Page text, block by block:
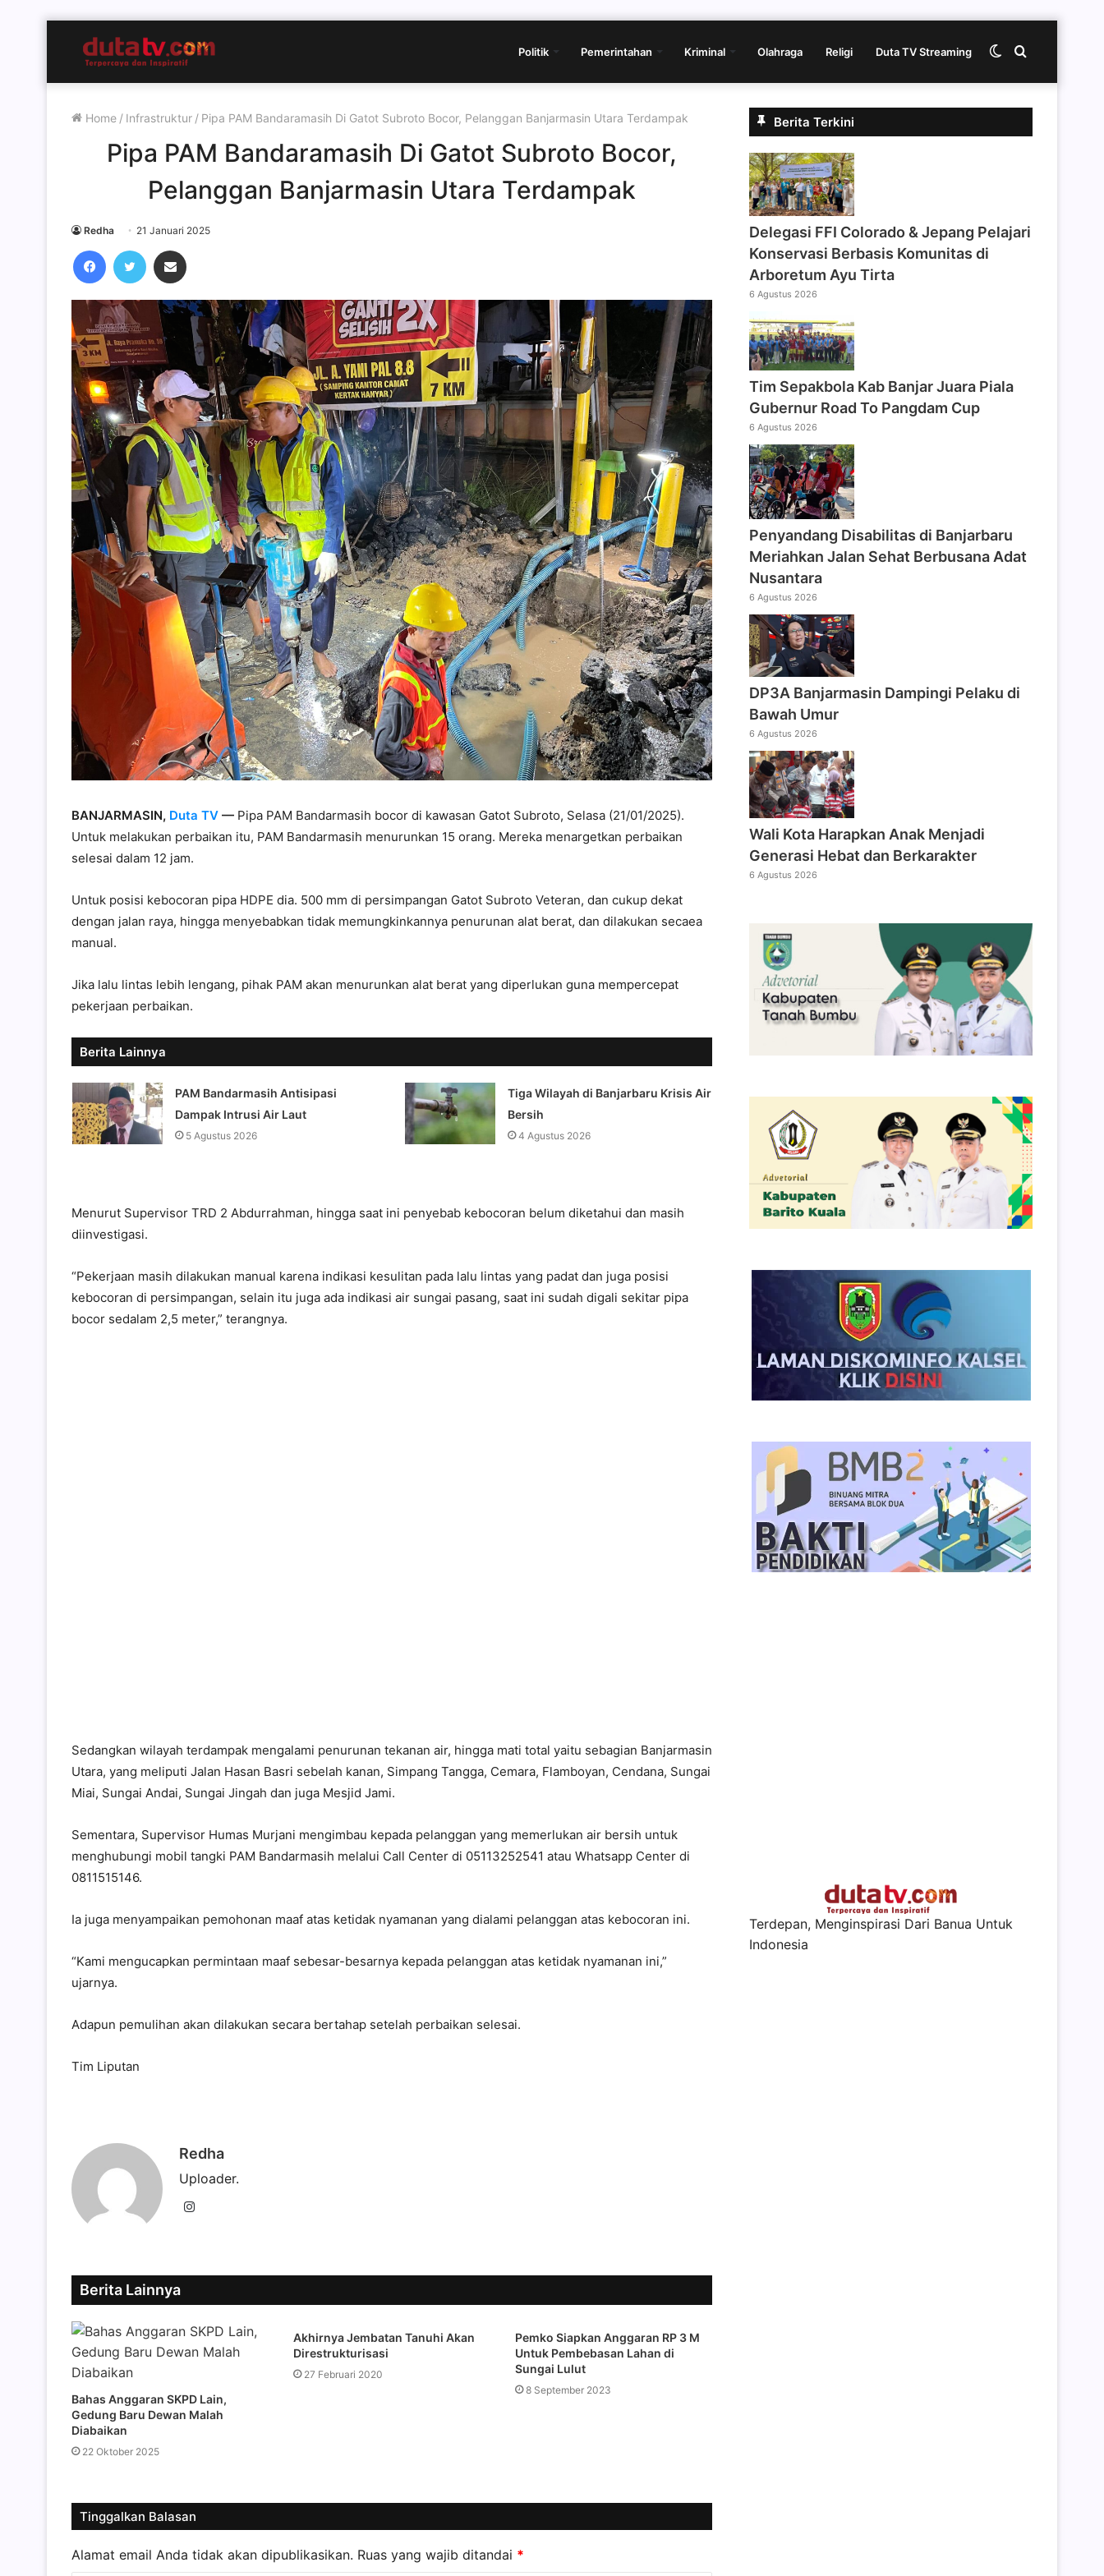
Politik Pemerintahan Kriminal Olahraga Religi Duta TV Streaming Cari
Switch
Home / Infrastruktur / Pipa PAM Bandaramasih Di Gatot Subroto Bocor, Pelanggan Banjarmasin Utara Terdampak
Pipa PAM Bandaramasih Di Gatot Subroto Bocor,
Pelanggan Banjarmasin Utara Terdampak
Redha 21 Januari 2025
FacebookTwitter
BANJARMASIN, Duta TV — Pipa PAM Bandarmasih bocor di kawasan Gatot Subroto, Selasa (21/01/2025).
Untuk melakukan perbaikan itu, PAM Bandarmasih menurunkan 15 orang. Mereka menargetkan perbaikan
selesai dalam 12 jam.
Untuk posisi kebocoran pipa HDPE dia. 500 mm di persimpangan Gatot Subroto Veteran, dan cukup dekat
dengan jalan raya, hingga menyebabkan tidak memungkinkannya penurunan alat berat, dan dilakukan secaea
manual.
Jika lalu lintas lebih lengang, pihak PAM akan menurunkan alat berat yang diperlukan guna mempercepat
pekerjaan perbaikan.
Berita Lainnya
PAM Bandarmasih Antisipasi
Dampak Intrusi Air Laut
5 Agustus 2026
Tiga Wilayah di Banjarbaru Krisis Air
Bersih‎
4 Agustus 2026
Menurut Supervisor TRD 2 Abdurrahman, hingga saat ini penyebab kebocoran belum diketahui dan masih
diinvestigasi.
“Pekerjaan masih dilakukan manual karena indikasi kesulitan pada lalu lintas yang padat dan juga posisi
kebocoran di persimpangan, selain itu juga ada indikasi air sungai pasang, saat ini sudah digali sekitar pipa
bocor sedalam 2,5 meter,” terangnya.
Sedangkan wilayah terdampak mengalami penurunan tekanan air, hingga mati total yaitu sebagian Banjarmasin
Utara, yang meliputi Jalan Hasan Basri sebelah kanan, Simpang Tangga, Cemara, Flamboyan, Cendana, Sungai
Miai, Sungai Andai, Sungai Jingah dan juga Mesjid Jami.
Sementara, Supervisor Humas Murjani mengimbau kepada pelanggan yang memerlukan air bersih untuk
menghubungi mobil tangki PAM Bandarmasih melalui Call Center di 05113252541 atau Whatsapp Center di
0811515146.
Ia juga menyampaikan pemohonan maaf atas ketidak nyamanan yang dialami pelanggan atas kebocoran ini.
“Kami mengucapkan permintaan maaf sebesar-besarnya kepada pelanggan atas ketidak nyamanan ini,”
ujarnya.
Adapun pemulihan akan dilakukan secara bertahap setelah perbaikan selesai.
Tim Liputan
Redha
Uploader.
Instagram
Berita Lainnya
Bahas Anggaran SKPD Lain,
Gedung Baru Dewan Malah
Diabaikan
22 Oktober 2025
Akhirnya Jembatan Tanuhi Akan
Direstrukturisasi
27 Februari 2020
Pemko Siapkan Anggaran RP 3 M
Untuk Pembebasan Lahan di
Sungai Lulut
8 September 2023
Tinggalkan Balasan
Alamat email Anda tidak akan dipublikasikan. Ruas yang wajib ditandai *
Berita Terkini
Delegasi FFI Colorado & Jepang Pelajari
Konservasi Berbasis Komunitas di
Arboretum Ayu Tirta
6 Agustus 2026
Tim Sepakbola Kab Banjar Juara Piala
Gubernur Road To Pangdam Cup
6 Agustus 2026
Penyandang Disabilitas di Banjarbaru
Meriahkan Jalan Sehat Berbusana Adat
Nusantara
6 Agustus 2026
DP3A Banjarmasin Dampingi Pelaku di
Bawah Umur
6 Agustus 2026
Wali Kota Harapkan Anak Menjadi
Generasi Hebat dan Berkarakter
6 Agustus 2026
Terdepan, Menginspirasi Dari Banua Untuk
Indonesia